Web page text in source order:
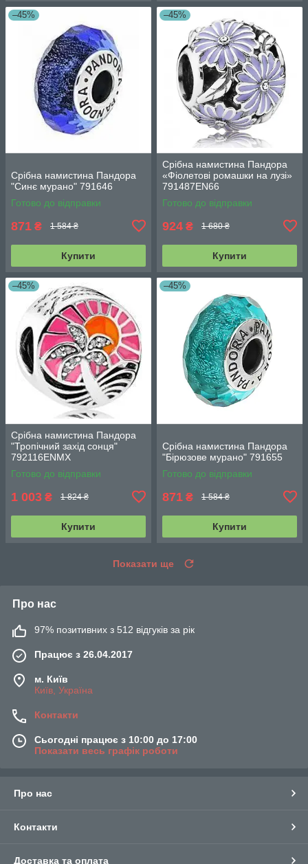
–45%
Срібна намистина Пандора
"Синє мурано" 791646
Готово до відправки
871 ₴ 1 584 ₴
Купити
–45%
Срібна намистина Пандора
«Фіолетові ромашки на лузі»
791487EN66
Готово до відправки
924 ₴ 1 680 ₴
Купити
–45%
Срібна намистина Пандора
"Тропічний захід сонця"
792116ENMX
Готово до відправки
1 003 ₴ 1 824 ₴
Купити
–45%
Срібна намистина Пандора
"Бірюзове мурано" 791655
Готово до відправки
871 ₴ 1 584 ₴
Купити
Показати ще
Про нас
97% позитивних з 512 відгуків за рік
Працює з 26.04.2017
м. Київ
Київ, Україна
Контакти
Сьогодні працює з 10:00 до 17:00
Показати весь графік роботи
Про нас
Контакти
Доставка та оплата